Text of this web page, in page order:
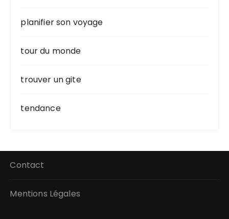
planifier son voyage
tour du monde
trouver un gite
tendance
Contact
Mentions Légales